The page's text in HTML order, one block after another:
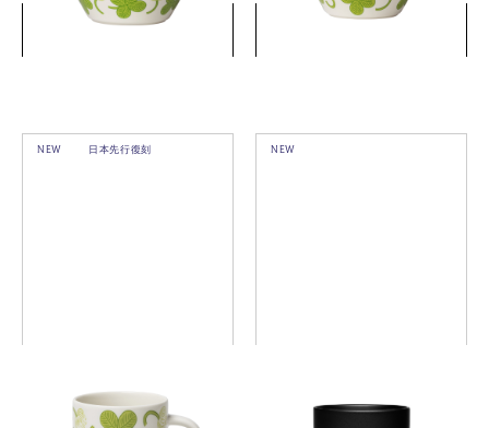
詳細を見る
NEW 日本先行復刻
アピラ マグ 0.35L
NEW
11cm マットブラック